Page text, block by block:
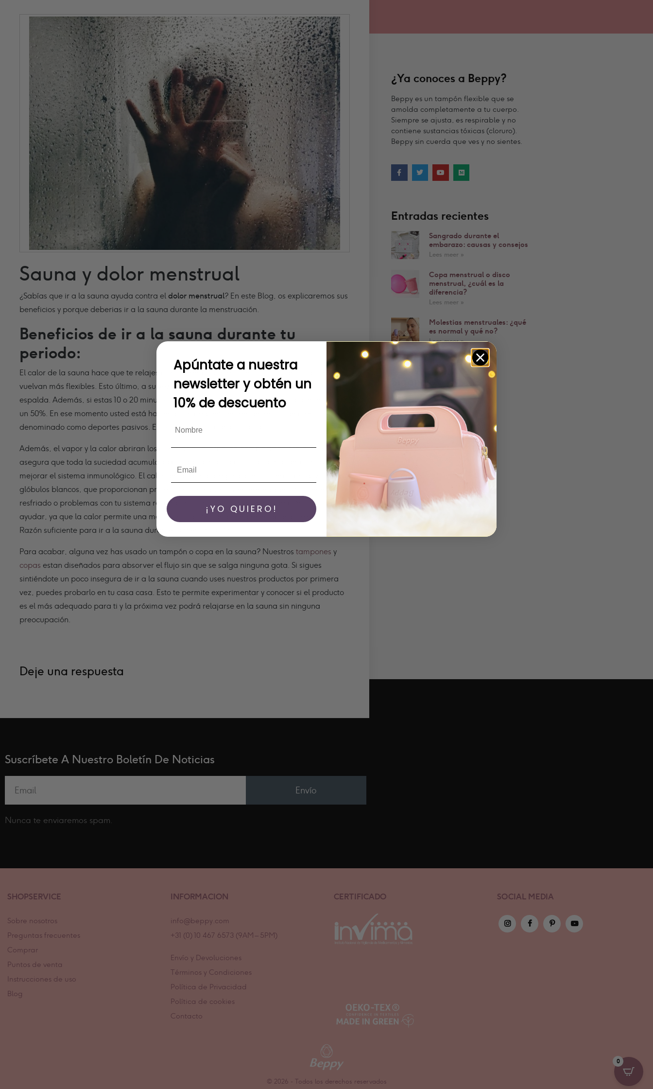
Sauna y dolor menstrual
¿Sabías que ir a la sauna ayuda contra eldolor menstrual? En este Blog, os explicaremos sus
beneficios y porque deberias ir a la sauna durante la menstruación.
Beneficios de ir a la sauna durante tu
periodo:
El calor de la sauna hace que te relajes por un tiempo y que tus músculos y articulaciones se
vuelvan más flexibles. Esto último, a su vez, puede reducir el dolor, incluyendo el dolor de
espalda. Además, si estas 10 o 20 minutos en la sauna, su frecuencia cardíaca aumentará en
un 50%. En ese momento usted está haciendo un pequeño entrenamiento, también
denominado como deportes pasivos. Estos son buenos para tu salud.
Además, el vapor y la calor abriran los poros de tu cuerpo. Encombinación con el sudor, esto
asegura que toda la suciedad acumulada pueda salir de la piel.
La sauna tambien ayuda a
mejorar el sistema inmunológico. El calor de la sauna asegura que su cuerpo produzca más
glóbulos blancos, que proporcionan protección contra virus y enfermedades.
Y si tienes un
resfriado o problemas con tu sistema respiratorio, una visita a la sauna también te podra
ayudar, ya que la calor permite una mejor circulación sanguinea en el aparato respiratorio.
Razón suficiente para ir a la sauna durante la menstruación.
Para acabar, alguna vez has usado un tampón o copa en la sauna? Nuestros tampones y
copas estan diseñados para absorver el flujo sin que se salga ninguna gota. Si sigues
sintiéndote un poco insegura de ir a la sauna cuando uses nuestros productos por primera
vez, puedes probarlo en tu casa casa. Esto te permite experimentar y conocer si el producto
es el más adequado para ti y la próxima vez podrá relajarse en la sauna sin ninguna
preocupación.
Deje una respuesta
¿Ya conoces a Beppy?
Beppy es un tampón flexible que se
amolda completamente a tu cuerpo.
Siempre se ajusta, es respirable y no
contiene sustancias tóxicas (cloruro).
Beppy sin cuerda que ves y no sientes.
Entradas recientes
Sangrado durante el
embarazo: causas y consejos
Lees meer »
Copa menstrual o disco
menstrual, ¿cuál es la
diferencia?
Lees meer »
Molestias menstruales: ¿qué
es normal y qué no?
Lees meer »
Suscríbete A Nuestro Boletín De Noticias
Envío
Nunca te enviaremos spam.
SHOPSERVICE
Sobre nosotros
Preguntas frecuentes
Comprar
Puntos de venta
Instrucciones de uso
Blog
INFORMACION
info@beppy.com
+31 (0) 10 467 6573 (9AM – 5PM)
Envío y Devoluciones
Términos y Condiciones
Política de Privacidad
Política de cookies
Contacto
CERTIFICADO SOCIAL MEDIA
© 2026 - Todos los derechos reservados
0
Apúntate a nuestra
newsletter y obtén un
10% de descuento
¡YO QUIERO!